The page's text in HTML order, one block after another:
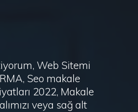
Web Sitemi
Seo makale
2022, Makale
veya sağ alt